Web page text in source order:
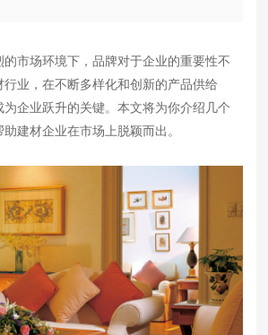
市场环境下，品牌对于企业的重要性不
业，在不断多样化和创新的产品供给
企业跃升的关键。本文将为你介绍几个
建材企业在市场上脱颖而出。